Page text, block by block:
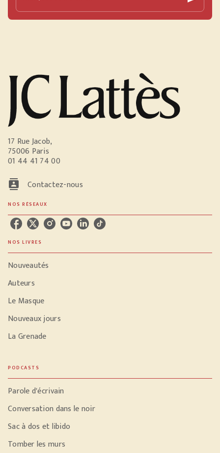
17 Rue Jacob,
75006 Paris
01 44 41 74 00
contacts Contactez-nous
NOS RÉSEAUX
NOS LIVRES
Nouveautés
Auteurs
Le Masque
Nouveaux jours
La Grenade
PODCASTS
Parole d'écrivain
Conversation dans le noir
Sac à dos et libido
Tomber les murs